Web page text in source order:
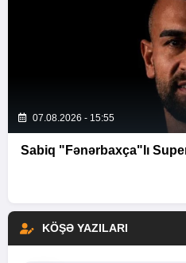
07.08.2026 - 15:55
Sabiq "Fənərbaxça"lı
KÖŞƏ YAZILARI